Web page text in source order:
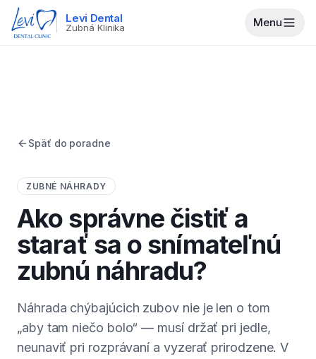
Levi Dental
Zubná Klinika Menu
Späť do poradne
ZUBNÉ NÁHRADY
Ako správne čistiť a
starať sa o snímateľnú
zubnú náhradu?
Náhrada chýbajúcich zubov nie je len o tom
„aby tam niečo bolo“ — musí držať pri jedle,
neunaviť pri rozprávaní a vyzerať prirodzene. V